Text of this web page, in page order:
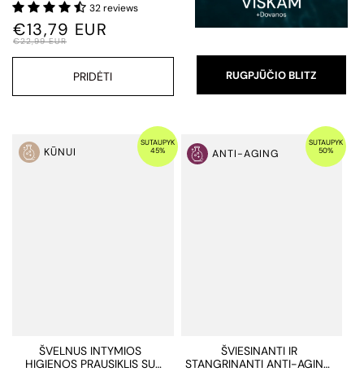
32 reviews
€13,79 EUR
€22,99 EUR
PRIDĖTI RUGPJŪČIO BLITZ
KŪNUI
SUTAUPYK
45%
ŠVELNUS INTYMIOS
HIGIENOS PRAUSIKLIS SU
ANTI-AGING
SUTAUPYK
50%
ŠVIESINANTI IR
STANGRINANTI ANTI-AGING